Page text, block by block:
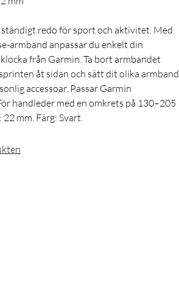
ständigt redo för sport och aktivitet. Med
armband anpassar du enkelt din
från Garmin. Ta bort armbandet
åt sidan och sätt dit olika armband
accessoar. Passar Garmin
handleder med en omkrets på 130–205
mm. Färg: Svart.